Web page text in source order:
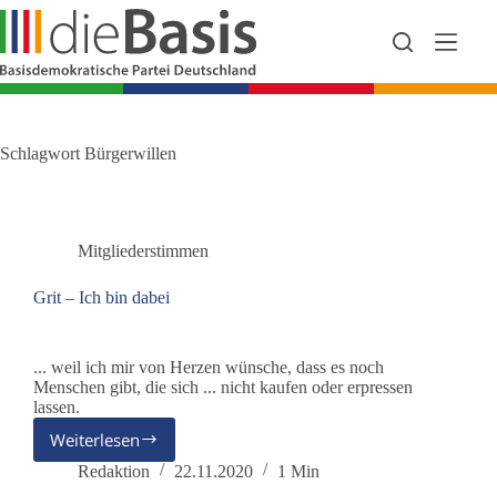
Zum
springen
Schlagwort Bürgerwillen
Mitgliederstimmen
Grit – Ich bin dabei
... weil ich mir von Herzen wünsche, dass es noch
Menschen gibt, die sich ... nicht kaufen oder erpressen
lassen.
Weiterlesen
Grit
–
Redaktion 22.11.2020 1 Min